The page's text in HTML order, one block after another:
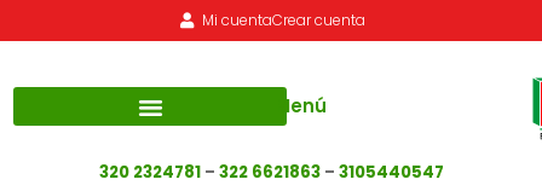
Mi cuentaCrear cuenta
Menú
320 2324781– 322 6621863 – 3105440547